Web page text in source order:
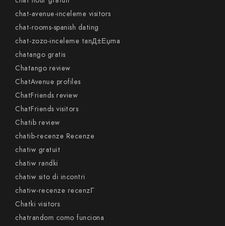
chat-avenue-inceleme visitors
chat-rooms-spanish dating
chat-zozo-inceleme tanД±Еџma
chatango gratis
Chatango review
ChatAvenue profiles
ChatFriends review
ChatFriends visitors
Chatib review
chatib-recenze Recenze
chatiw gratuit
chatiw randki
chatiw sito di incontri
chatiw-recenze recenzГ­
Chatki visitors
chatrandom como funciona